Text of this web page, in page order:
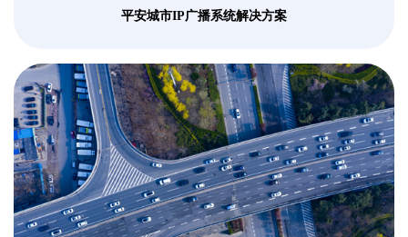
平安城市IP广播系统解决方案